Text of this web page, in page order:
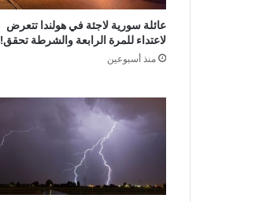
عائلة سورية لاجئة في هولندا تتعرض
لاعتداء للمرة الرابعة والشرطة تحقق!
منذ أسبوعين